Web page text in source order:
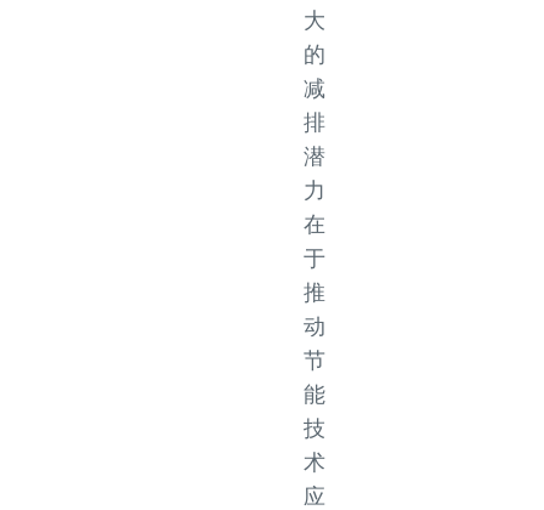
大
的
减
排
潜
力
在
于
推
动
节
能
技
术
应